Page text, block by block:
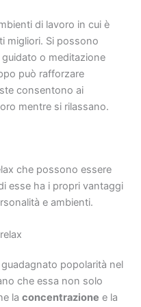
di lavoro in cui è
migliori. Si possono
o meditazione
può rafforzare
consentono ai
mentre si rilassano.
che possono essere
esse ha i propri vantaggi
e ambienti.
popolarità nel
che essa non solo
la concentrazione e la